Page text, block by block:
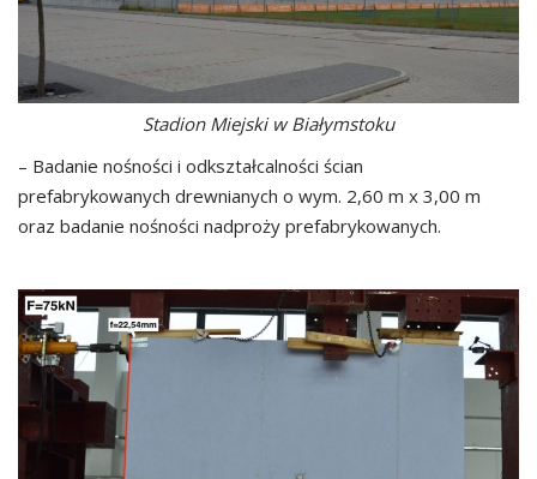
Stadion Miejski w Białymstoku
– Badanie nośności i odkształcalności ścian
prefabrykowanych drewnianych o wym. 2,60 m x 3,00 m
oraz badanie nośności nadproży prefabrykowanych.